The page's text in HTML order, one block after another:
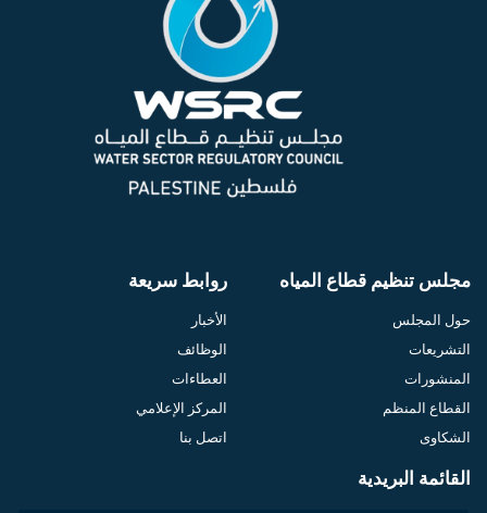
مجلس تنظيم قطاع المياه
حول المجلس
التشريعات
المنشورات
القطاع المنظم
الشكاوى
روابط سريعة
الأخبار
الوظائف
العطاءات
المركز الإعلامي
اتصل بنا
القائمة البريدية